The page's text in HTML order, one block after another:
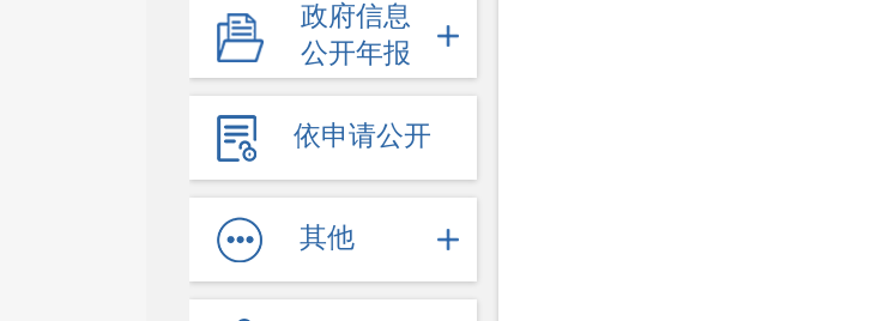
政府信息
公开年报
依申请公开
其他